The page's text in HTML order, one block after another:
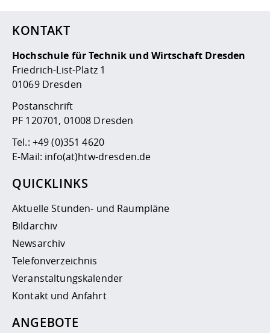
KONTAKT
Hochschule für Technik und Wirtschaft Dresden
Friedrich-List-Platz 1
01069 Dresden
Postanschrift
PF 120701, 01008 Dresden
Tel.: +49 (0)351 4620
E-Mail: info(at)htw-dresden.de
QUICKLINKS
Aktuelle Stunden- und Raumpläne
Bildarchiv
Newsarchiv
Telefonverzeichnis
Veranstaltungskalender
Kontakt und Anfahrt
ANGEBOTE